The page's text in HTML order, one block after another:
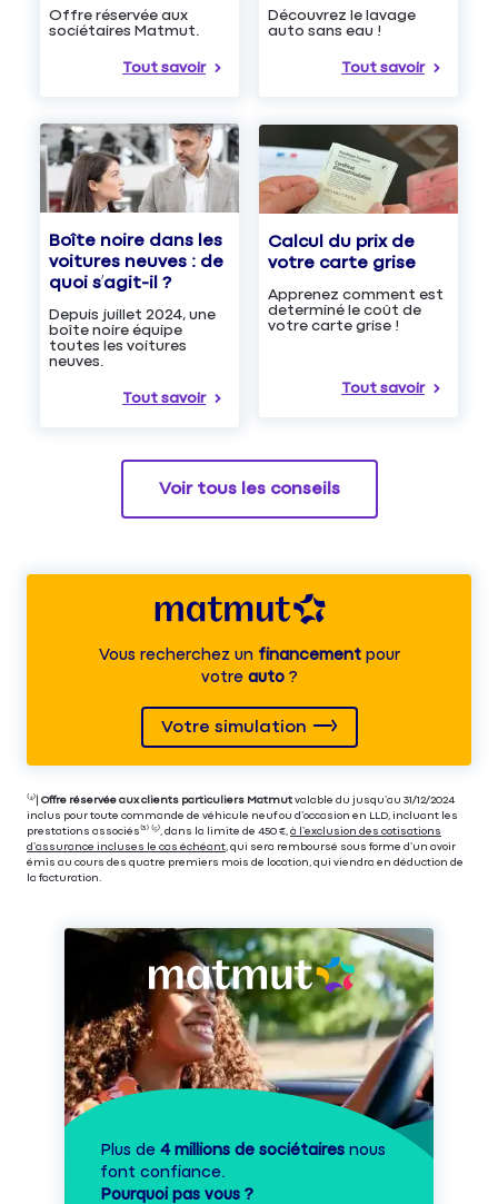
Offre réservée aux
sociétaires Matmut.
Tout savoir
Découvrez le lavage
auto sans eau !
Tout savoir
Boîte noire dans les
voitures neuves : de
quoi s’agit-il ?
Depuis juillet 2024, une
boîte noire équipe
toutes les voitures
neuves.
Tout savoir
Calcul du prix de
votre carte grise
Apprenez comment est
determiné le coût de
votre carte grise !
Tout savoir
Voir tous les conseils
Vous recherchez unfinancementpour
votre auto?
Votre simulation
⁽⁴⁾| Offre réservée aux clients particuliers Matmut valable du jusqu’au 31/12/2024
inclus pour toute commande de véhicule neuf ou d’occasion en LLD, incluant les
prestations associés⁽³⁾ ⁽⁵⁾, dans la limite de 450 €, à l’exclusion des cotisations
d’assurance incluses le cas échéant , qui sera remboursé sous forme d’un avoir
émis au cours des quatre premiers mois de location, qui viendra en déduction de
la facturation.
Plus de 4 millions de sociétaires nous
font confiance.
Pourquoi pas vous ?